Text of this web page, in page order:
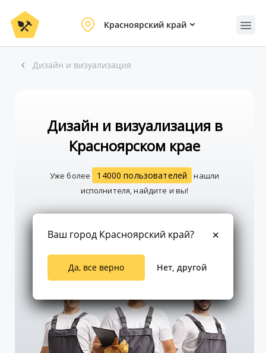
Красноярский край
Дизайн и визуализация
Дизайн и визуализация в
Красноярском крае
Уже более 14000 пользователей
нашли
исполнителя, найдите и вы!
Создать заказ
Ваш город Красноярский край?
Да, все верно Нет, другой